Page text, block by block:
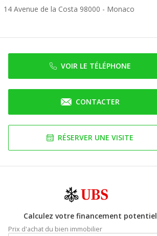
14 Avenue de la Costa 98000 - Monaco
VOIR LE TÉLÉPHONE
CONTACTER
RÉSERVER UNE VISITE
Calculez votre financement potentiel
Prix d'achat du bien immobilier